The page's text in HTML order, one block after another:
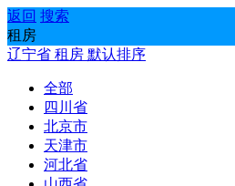
返回 搜索
租房
辽宁省 租房 默认排序
全部
四川省
北京市
天津市
河北省